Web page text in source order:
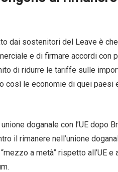
dai sostenitori del Leave è
e di firmare accordi con
di ridurre le tariffe sulle
così le economie di quei paesi
doganale con l’UE dopo
il rimanere nell’unione
a metà” rispetto all’UE